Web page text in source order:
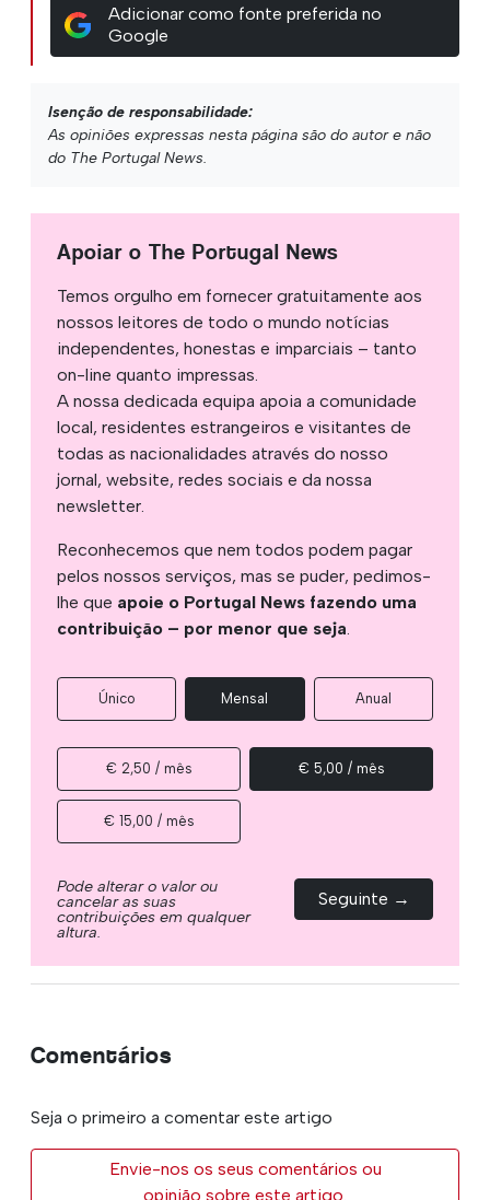
Adicionar como fonte preferida no
Google
Isenção de responsabilidade:
As opiniões expressas nesta página são do autor e não
do The Portugal News.
Apoiar o The Portugal News
Temos orgulho em fornecer gratuitamente aos
nossos leitores de todo o mundo notícias
independentes, honestas e imparciais – tanto
on-line quanto impressas.
A nossa dedicada equipa apoia a comunidade
local, residentes estrangeiros e visitantes de
todas as nacionalidades através do nosso
jornal, website, redes sociais e da nossa
newsletter.
Reconhecemos que nem todos podem pagar
pelos nossos serviços, mas se puder, pedimos-
lhe que apoie o Portugal News fazendo uma
contribuição – por menor que seja.
Único Mensal Anual
€ 2,50 / mês € 5,00 / mês
€ 15,00 / mês
Pode alterar o valor ou
cancelar as suas
contribuições em qualquer
altura.
Seguinte →
Comentários
Seja o primeiro a comentar este artigo
Envie-nos os seus comentários ou
opinião sobre este artigo.